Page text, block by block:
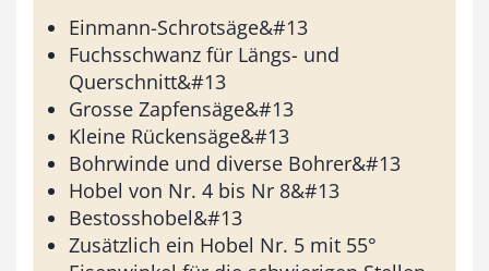
Einmann-Schrotsäge&#13
Fuchsschwanz für Längs- und
Querschnitt&#13
Grosse Zapfensäge&#13
Kleine Rückensäge&#13
Bohrwinde und diverse Bohrer&#13
Hobel von Nr. 4 bis Nr 8&#13
Bestosshobel&#13
Zusätzlich ein Hobel Nr. 5 mit 55°